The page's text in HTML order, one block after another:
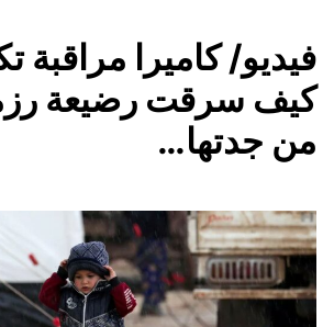
فيديو/ كاميرا
كيف سرقت رضيعة
من جدتها…